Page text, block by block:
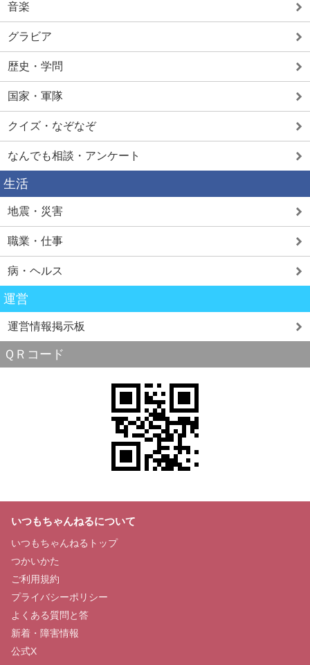
音楽
グラビア
歴史・学問
国家・軍隊
クイズ・なぞなぞ
なんでも相談・アンケート
生活
地震・災害
職業・仕事
病・ヘルス
運営
運営情報掲示板
ＱＲコード
いつもちゃんねるについて
いつもちゃんねるトップ
つかいかた
ご利用規約
プライバシーポリシー
よくある質問と答
新着・障害情報
公式X